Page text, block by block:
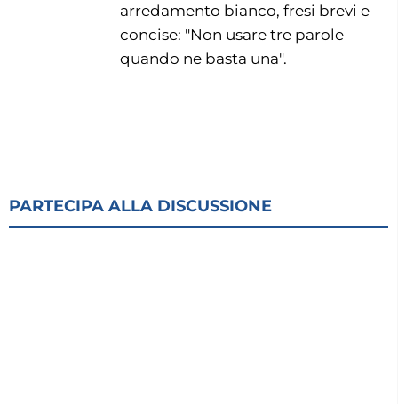
arredamento bianco, fresi brevi e
concise: "Non usare tre parole
quando ne basta una".
PARTECIPA ALLA DISCUSSIONE